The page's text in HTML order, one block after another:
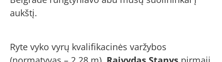
aukštį.
Ryte vyko vyrų kvalifikacinės varžybos